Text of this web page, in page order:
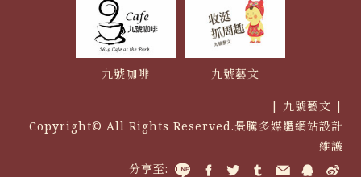
九號咖啡 九號藝文
| 九號藝文 |
Copyright© All Rights Reserved.景騰多媒體網站設計
維護
分享至: